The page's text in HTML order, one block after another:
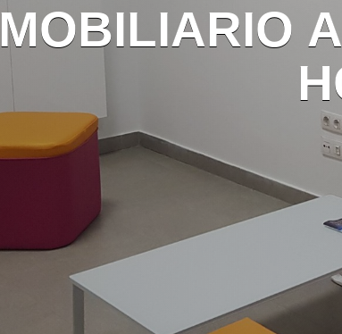
MOBILIARIO